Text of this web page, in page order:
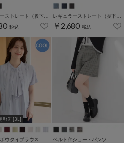
税込 ￥2,680 税込
ｻｲｽﾞ[3L]
ウタイブラウス ベルト付ショートパンツ